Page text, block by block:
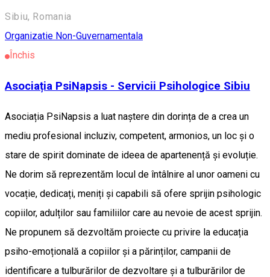
Sibiu, Romania
Organizatie Non-Guvernamentala
Închis
Asociația PsiNapsis - Servicii Psihologice Sibiu
Asociația PsiNapsis a luat naștere din dorința de a crea un
mediu profesional incluziv, competent, armonios, un loc și o
stare de spirit dominate de ideea de apartenență și evoluție.
Ne dorim să reprezentăm locul de întâlnire al unor oameni cu
vocație, dedicați, meniți și capabili să ofere sprijin psihologic
copiilor, adulților sau familiilor care au nevoie de acest sprijin.
Ne propunem să dezvoltăm proiecte cu privire la educația
psiho-emoțională a copiilor și a părinților, campanii de
identificare a tulburărilor de dezvoltare și a tulburărilor de